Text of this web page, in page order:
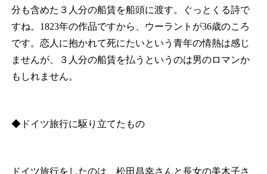
分も含めた３人分の船賃を船頭に渡す。ぐっとくる詩で
すね。1823年の作品ですから、ウーラントが36歳のころ
です。恋人に抱かれて死にたいという青年の情熱は感じ
ませんが、３人分の船賃を払うというのは男のロマンか
もしれません。
◆ドイツ旅行に駆り立てたもの
ドイツ旅行をしたのは、松田昌幸さんと長女の美木子さ